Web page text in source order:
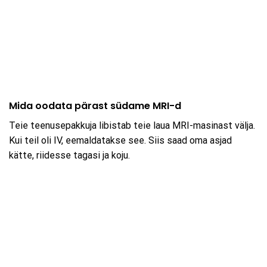
Mida oodata pärast südame MRI-d
Teie teenusepakkuja libistab teie laua MRI-masinast välja.
Kui teil oli IV, eemaldatakse see. Siis saad oma asjad
kätte, riidesse tagasi ja koju.